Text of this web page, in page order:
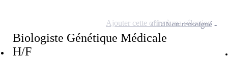
Biologiste Génétique Médicale
H/F
CDINon renseigné
Ajouter cette offre à ma sélection